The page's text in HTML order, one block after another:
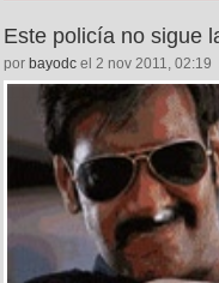
Este policía no sigue
por bayodc el 2 nov 2011, 02:19